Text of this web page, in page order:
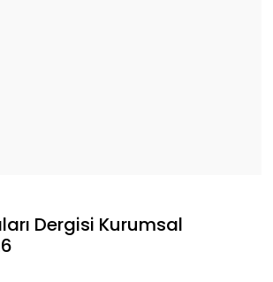
Dergisi Kurumsal